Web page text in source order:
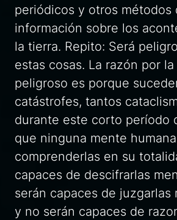
periódicos y otros métodos
información sobre los
la tierra. Repito: Será
estas cosas. La razón por
peligroso es porque
catástrofes, tantos
durante este corto período
que ninguna mente
comprenderlas en su
capaces de descifrarlas
serán capaces de juzgarlas
y no serán capaces de